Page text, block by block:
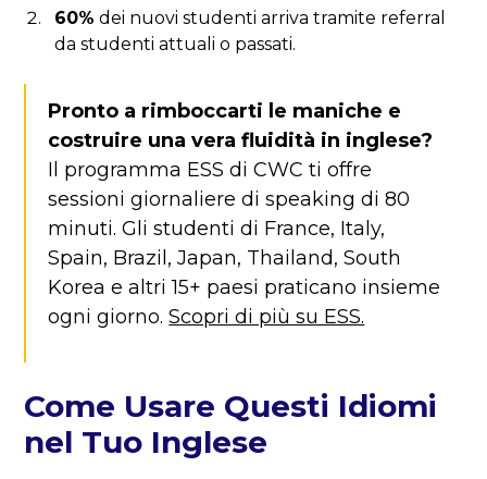
60% dei nuovi studenti arriva tramite referral
da studenti attuali o passati.
Pronto a rimboccarti le maniche e
costruire una vera fluidità in inglese?
Il programma ESS di CWC ti offre
sessioni giornaliere di speaking di 80
minuti. Gli studenti di France, Italy,
Spain, Brazil, Japan, Thailand, South
Korea e altri 15+ paesi praticano insieme
ogni giorno.Scopri di più su ESS.
Come Usare Questi Idiomi
nel Tuo Inglese